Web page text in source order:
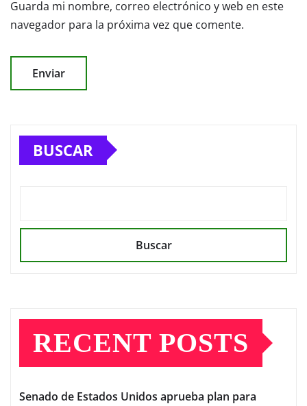
Guarda mi nombre, correo electrónico y web en este
navegador para la próxima vez que comente.
BUSCAR
Buscar
RECENT POSTS
Senado de Estados Unidos aprueba plan para